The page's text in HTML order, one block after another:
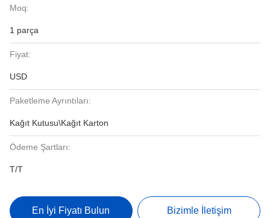
Moq:
1 parça
Fiyat:
USD
Paketleme Ayrıntıları:
Kağıt Kutusu\Kağıt Karton
Ödeme Şartları:
T/T
En İyi Fiyatı Bulun Bizimle İletişim